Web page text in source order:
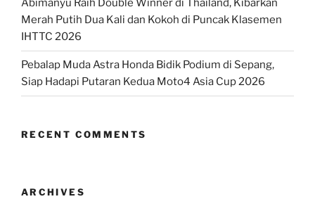
Abimanyu Raih Double Winner di Thailand, Kibarkan
Merah Putih Dua Kali dan Kokoh di Puncak Klasemen
IHTTC 2026
Pebalap Muda Astra Honda Bidik Podium di Sepang,
Siap Hadapi Putaran Kedua Moto4 Asia Cup 2026
RECENT COMMENTS
ARCHIVES